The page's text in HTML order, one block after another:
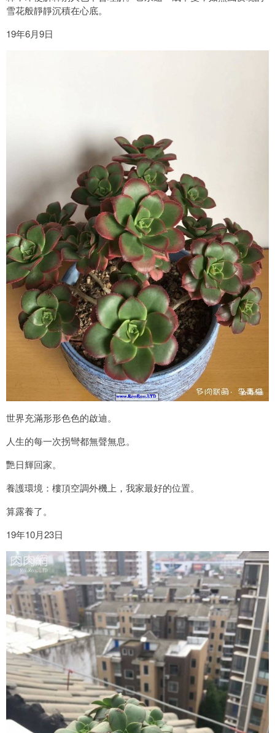
雪花般靜靜沉積在心底。
19年6月9日
世界充滿形形色色的啟迪。
人生的每一次拐彎都無聲無息。
艷日輝回家。
養護環境：樓頂空調外機上，我家最好的位置。
算露養了。
19年10月23日